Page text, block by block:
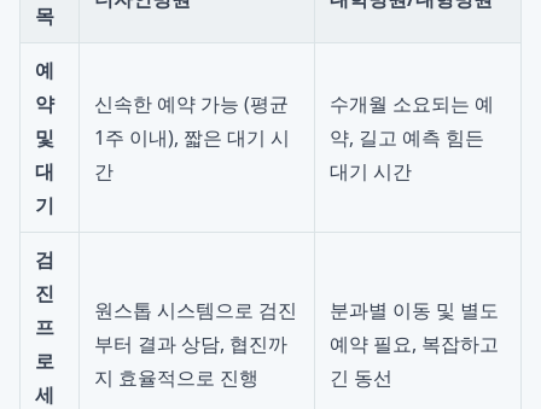
목
예
약
및
대
기
신속한 예약 가능 (평균
1주 이내), 짧은 대기 시
간
수개월 소요되는 예
약, 길고 예측 힘든
대기 시간
검
진
프
로
세
원스톱 시스템으로 검진
부터 결과 상담, 협진까
지 효율적으로 진행
분과별 이동 및 별도
예약 필요, 복잡하고
긴 동선